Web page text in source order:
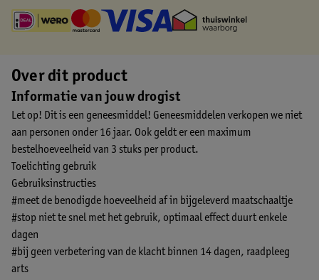
Over dit product
Informatie van jouw drogist
Let op! Dit is een geneesmiddel! Geneesmiddelen verkopen we niet
aan personen onder 16 jaar. Ook geldt er een maximum
bestelhoeveelheid van 3 stuks per product.
Toelichting gebruik
Gebruiksinstructies
#meet de benodigde hoeveelheid af in bijgeleverd maatschaaltje
#stop niet te snel met het gebruik, optimaal effect duurt enkele
dagen
#bij geen verbetering van de klacht binnen 14 dagen, raadpleeg
arts